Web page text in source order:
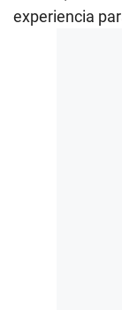
experiencia